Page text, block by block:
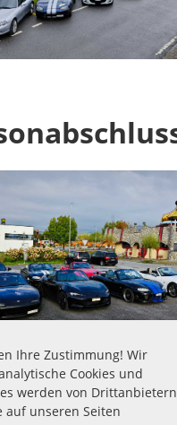
Ihre Zustimmung! Wir
Cookies und
werden von Drittanbietern
auf unseren Seiten